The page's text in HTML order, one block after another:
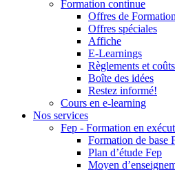
Formation continue
Offres de Formation
Offres spéciales
Affiche
E-Learnings
Règlements et coûts
Boîte des idées
Restez informé!
Cours en e-learning
Nos services
Fep - Formation en
Formation de base
Plan d’étude Fep
Moyen